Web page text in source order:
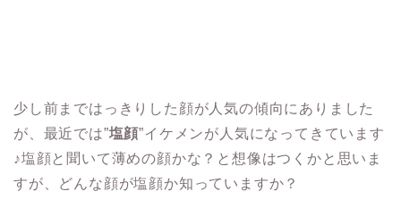
少し前まではっきりした顔が人気の傾向にありました
が、最近では”塩顔”イケメンが人気になってきています
♪塩顔と聞いて薄めの顔かな？と想像はつくかと思いま
すが、どんな顔が塩顔か知っていますか？